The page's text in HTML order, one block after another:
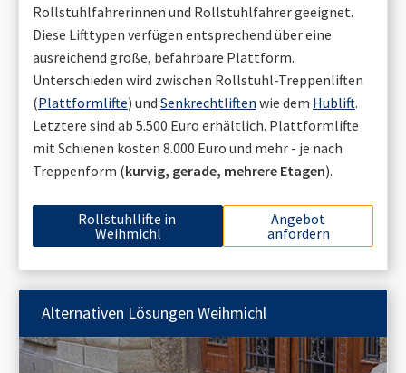
Rollstuhlfahrerinnen und Rollstuhlfahrer geeignet.
Diese Lifttypen verfügen entsprechend über eine
ausreichend große, befahrbare Plattform.
Unterschieden wird zwischen Rollstuhl-Treppenliften
(Plattformlifte) und Senkrechtliften wie dem Hublift.
Letztere sind ab 5.500 Euro erhältlich. Plattformlifte
mit Schienen kosten 8.000 Euro und mehr - je nach
Treppenform (kurvig, gerade, mehrere Etagen).
Rollstuhllifte in
Weihmichl
Angebot
anfordern
Alternativen Lösungen Weihmichl